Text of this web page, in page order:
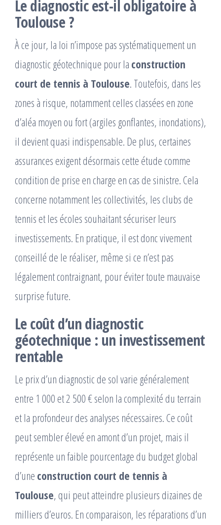
Le diagnostic est-il obligatoire à
Toulouse ?
À ce jour, la loi n’impose pas systématiquement un
diagnostic géotechnique pour la construction
court de tennis à Toulouse. Toutefois, dans les
zones à risque, notamment celles classées en zone
d’aléa moyen ou fort (argiles gonflantes, inondations),
il devient quasi indispensable. De plus, certaines
assurances exigent désormais cette étude comme
condition de prise en charge en cas de sinistre. Cela
concerne notamment les collectivités, les clubs de
tennis et les écoles souhaitant sécuriser leurs
investissements. En pratique, il est donc vivement
conseillé de le réaliser, même si ce n’est pas
légalement contraignant, pour éviter toute mauvaise
surprise future.
Le coût d’un diagnostic
géotechnique : un investissement
rentable
Le prix d’un diagnostic de sol varie généralement
entre 1 000 et 2 500 € selon la complexité du terrain
et la profondeur des analyses nécessaires. Ce coût
peut sembler élevé en amont d’un projet, mais il
représente un faible pourcentage du budget global
d’une construction court de tennis à
Toulouse, qui peut atteindre plusieurs dizaines de
milliers d’euros. En comparaison, les réparations d’un